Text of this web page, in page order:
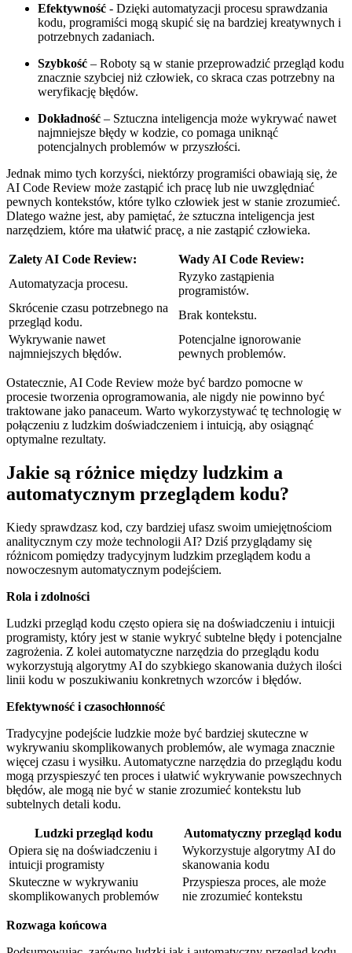
Efektywność ⁣-​ Dzięki automatyzacji procesu sprawdzania
kodu, programiści mogą skupić się na ​bardziej kreatywnych i
potrzebnych ⁤zadaniach.
Szybkość – Roboty są w stanie ⁤przeprowadzić⁢ przegląd kodu
znacznie szybciej niż człowiek,‍ co skraca czas potrzebny na
weryfikację błędów.
Dokładność – Sztuczna inteligencja może wykrywać nawet
najmniejsze błędy ⁢w kodzie, co pomaga uniknąć
potencjalnych problemów w ‌przyszłości.
Jednak⁤ mimo⁣ tych korzyści, niektórzy programiści obawiają się, że
AI Code Review może zastąpić ich pracę lub nie uwzględniać
pewnych ⁣kontekstów,‌ które tylko człowiek jest w stanie zrozumieć.
Dlatego‍ ważne jest, ⁣aby pamiętać, że sztuczna inteligencja jest
narzędziem, które ma ułatwić pracę, a ‍nie zastąpić człowieka.
Zalety AI Code Review:
Wady AI Code ⁤Review:
Automatyzacja procesu.
Ryzyko zastąpienia
programistów.
Skrócenie czasu⁣ potrzebnego na
przegląd kodu.
Brak kontekstu.
Wykrywanie ‌nawet
najmniejszych ⁢błędów.
Potencjalne⁣ ignorowanie
pewnych problemów.
Ostatecznie, AI Code ​Review może być bardzo pomocne w
procesie tworzenia oprogramowania, ale nigdy nie powinno być
traktowane jako panaceum. Warto wykorzystywać tę technologię w
połączeniu z ludzkim doświadczeniem i intuicją, aby osiągnąć
optymalne rezultaty.
Jakie są różnice między ludzkim a
automatycznym ⁣przeglądem kodu?
Kiedy sprawdzasz kod, czy bardziej ufasz swoim umiejętnościom
analitycznym czy może technologii AI? Dziś przyglądamy się
różnicom pomiędzy tradycyjnym ‌ludzkim przeglądem ⁣kodu a
nowoczesnym automatycznym podejściem.
Rola i zdolności
Ludzki‍ przegląd kodu często opiera się na doświadczeniu i ⁣intuicji
programisty, który jest w stanie wykryć subtelne błędy i ‌potencjalne
zagrożenia. Z kolei‍ automatyczne narzędzia do przeglądu kodu
wykorzystują algorytmy AI ‍do ⁢szybkiego skanowania dużych ilości
⁢linii kodu w poszukiwaniu konkretnych wzorców i błędów.
Efektywność i czasochłonność
Tradycyjne⁣ podejście ludzkie może‍ być bardziej skuteczne w
wykrywaniu skomplikowanych problemów, ale wymaga znacznie
więcej czasu i wysiłku. Automatyczne narzędzia do przeglądu ⁣kodu
mogą przyspieszyć ten proces i ułatwić wykrywanie powszechnych
błędów, ale mogą nie być w stanie zrozumieć kontekstu lub
subtelnych detali kodu.
Ludzki ⁤przegląd kodu
Automatyczny przegląd kodu
Opiera się na doświadczeniu⁣ i
intuicji programisty
Wykorzystuje⁤ algorytmy AI do
skanowania kodu
Skuteczne‌ w wykrywaniu
skomplikowanych problemów
Przyspiesza proces, ale może
nie zrozumieć kontekstu
Rozwaga końcowa